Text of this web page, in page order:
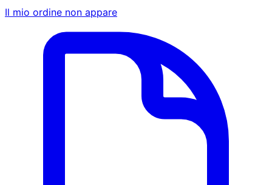
Il mio ordine non appare